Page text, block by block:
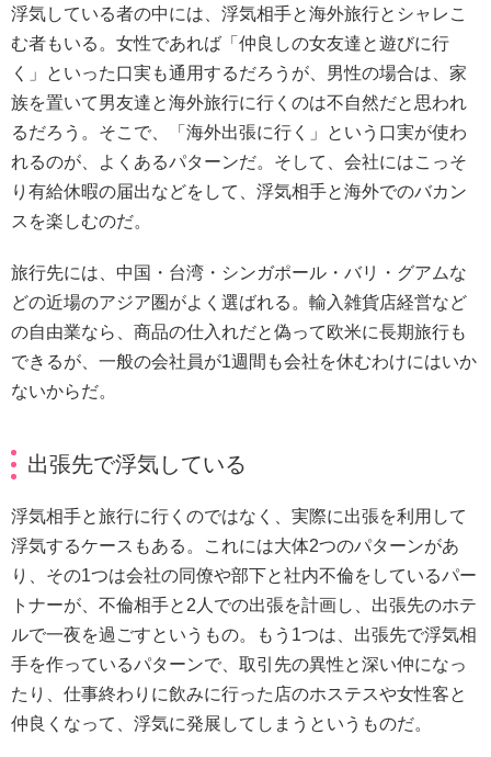
浮気している者の中には、浮気相手と海外旅行とシャレこ
む者もいる。女性であれば「仲良しの女友達と遊びに行
く」といった口実も通用するだろうが、男性の場合は、家
族を置いて男友達と海外旅行に行くのは不自然だと思われ
るだろう。そこで、「海外出張に行く」という口実が使わ
れるのが、よくあるパターンだ。そして、会社にはこっそ
り有給休暇の届出などをして、浮気相手と海外でのバカン
スを楽しむのだ。
旅行先には、中国・台湾・シンガポール・バリ・グアムな
どの近場のアジア圏がよく選ばれる。輸入雑貨店経営など
の自由業なら、商品の仕入れだと偽って欧米に長期旅行も
できるが、一般の会社員が1週間も会社を休むわけにはいか
ないからだ。
出張先で浮気している
浮気相手と旅行に行くのではなく、実際に出張を利用して
浮気するケースもある。これには大体2つのパターンがあ
り、その1つは会社の同僚や部下と社内不倫をしているパー
トナーが、不倫相手と2人での出張を計画し、出張先のホテ
ルで一夜を過ごすというもの。もう1つは、出張先で浮気相
手を作っているパターンで、取引先の異性と深い仲になっ
たり、仕事終わりに飲みに行った店のホステスや女性客と
仲良くなって、浮気に発展してしまうというものだ。